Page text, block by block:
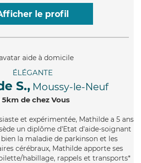
le profil
ÉLÉGANTE
S., Moussy-le-Neuf
5km de chez Vous
et expérimentée, Mathilde a 5 ans
un diplôme d'Etat d'aide-soignant
la maladie de parkinson et les
cérébraux, Mathilde apporte ses
habillage, rappels et transports*